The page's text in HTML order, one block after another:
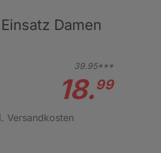
Damen
39.95***
18.99
Versandkosten